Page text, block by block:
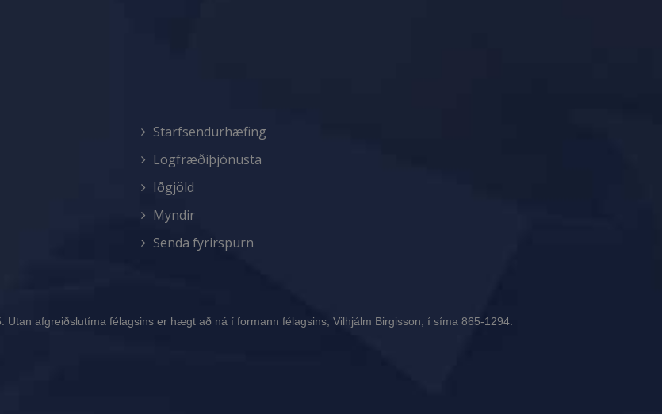
Starfsendurhæfing
Lögfræðiþjónusta
Iðgjöld
Myndir
Senda fyrirspurn
afgreiðslutíma félagsins er hægt að ná í formann félagsins, Vilhjálm Birgisson, í síma 865-1294.